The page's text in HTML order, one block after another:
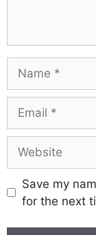
Save my
for the next